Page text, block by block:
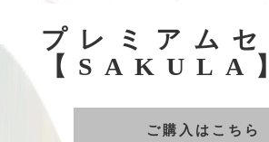
プレミアムセ
【SAKULA
ご購入はこちら